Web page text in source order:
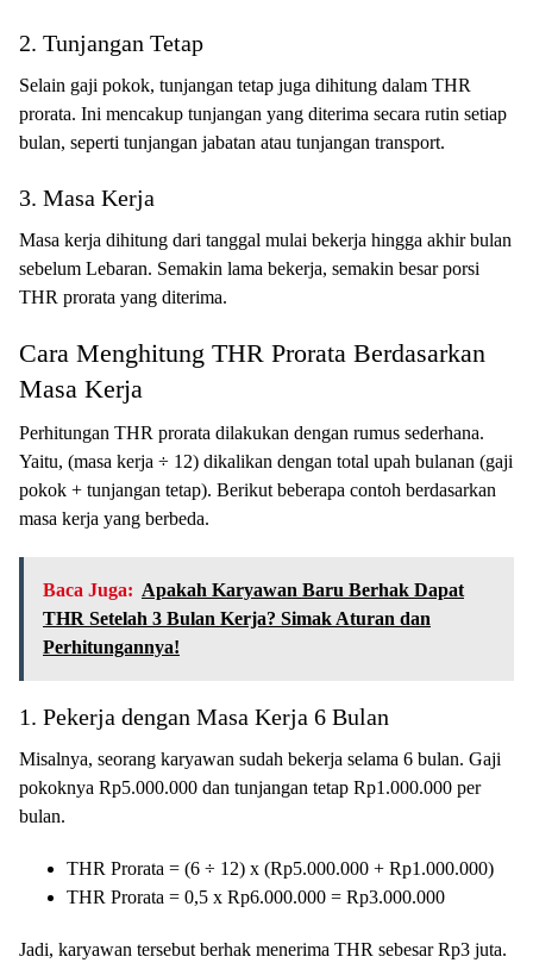
2. Tunjangan Tetap
Selain gaji pokok, tunjangan tetap juga dihitung dalam THR
prorata. Ini mencakup tunjangan yang diterima secara rutin setiap
bulan, seperti tunjangan jabatan atau tunjangan transport.
3. Masa Kerja
Masa kerja dihitung dari tanggal mulai bekerja hingga akhir bulan
sebelum Lebaran. Semakin lama bekerja, semakin besar porsi
THR prorata yang diterima.
Cara Menghitung THR Prorata Berdasarkan
Masa Kerja
Perhitungan THR prorata dilakukan dengan rumus sederhana.
Yaitu, (masa kerja ÷ 12) dikalikan dengan total upah bulanan (gaji
pokok + tunjangan tetap). Berikut beberapa contoh berdasarkan
masa kerja yang berbeda.
Baca Juga: Apakah Karyawan Baru Berhak Dapat
THR Setelah 3 Bulan Kerja? Simak Aturan dan
Perhitungannya!
1. Pekerja dengan Masa Kerja 6 Bulan
Misalnya, seorang karyawan sudah bekerja selama 6 bulan. Gaji
pokoknya Rp5.000.000 dan tunjangan tetap Rp1.000.000 per
bulan.
THR Prorata = (6 ÷ 12) x (Rp5.000.000 + Rp1.000.000)
THR Prorata = 0,5 x Rp6.000.000 = Rp3.000.000
Jadi, karyawan tersebut berhak menerima THR sebesar Rp3 juta.